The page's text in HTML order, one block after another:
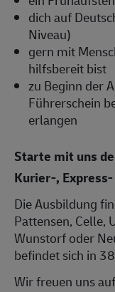
dich auf
Niveau)
gern mit
hilfsbereit bist
zu Beginn der
Führerschein
erlangen
Starte mit uns
Kurier-,
Die Ausbildung
Pattensen, Celle,
Wunstorf oder
befindet sich in
Wir freuen uns